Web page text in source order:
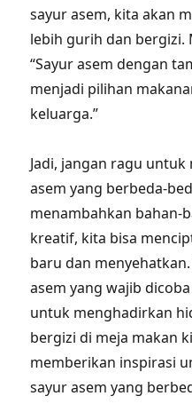
sayur asem, kita akan
lebih gurih dan bergizi.
“Sayur asem dengan
menjadi pilihan
keluarga.”
Jadi, jangan ragu
asem yang berbeda-
menambahkan bahan-
kreatif, kita bisa
baru dan
asem yang wajib
untuk menghadirkan
bergizi di meja makan
memberikan inspirasi
sayur asem yang